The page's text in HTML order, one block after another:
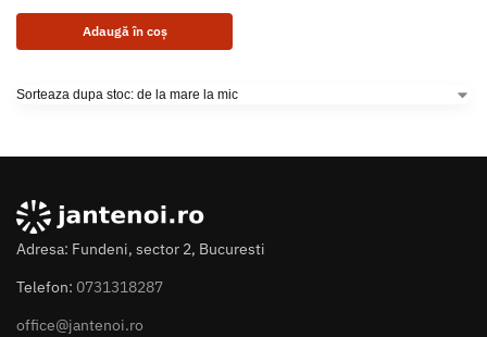
Adaugă în coș
Adresa: Fundeni, sector 2, Bucuresti
Telefon: 0731318287
office@jantenoi.ro